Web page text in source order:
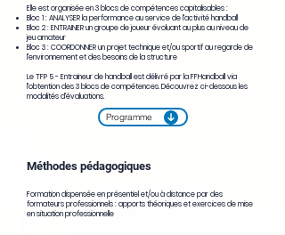
Elle est organisée en 3 blocs de compétences capitalisables :
Bloc 1 : ANALYSER la performance au service de l'activité handball
Bloc 2 : ENTRAINER un groupe de joueur évoluant au plus au niveau de
jeu amateur
Bloc 3 : COORDONNER un projet technique et/ou sportif au regarde de
l'environnement et des besoins de la structure
Le TFP 5 - Entraineur de handball est délivré par la FFHandball via
l'obtention des 3 blocs de compétences. Découvrez ci-dessous les
modalités d'évaluations.
Programme
Méthodes pédagogiques
Formation dispensée en présentiel et/ou à distance par des
formateurs professionnels : apports théoriques et exercices de mise
en situation professionnelle